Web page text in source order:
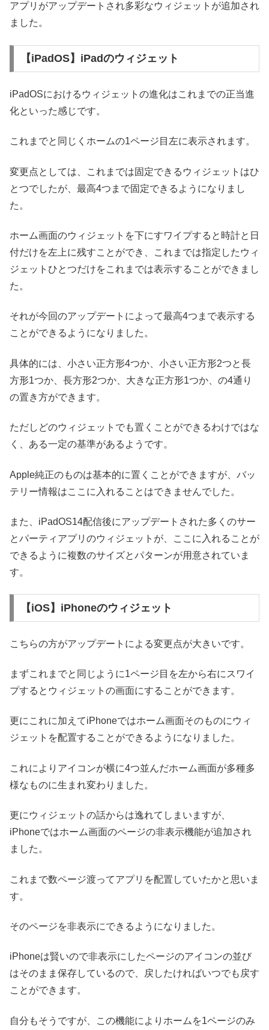
アプリがアップデートされ多彩なウィジェットが追加され
ました。
【iPadOS】iPadのウィジェット
iPadOSにおけるウィジェットの進化はこれまでの正当進
化といった感じです。
これまでと同じくホームの1ページ目左に表示されます。
変更点としては、これまでは固定できるウィジェットはひ
とつでしたが、最高4つまで固定できるようになりまし
た。
ホーム画面のウィジェットを下にすワイプすると時計と日
付だけを左上に残すことができ、これまでは指定したウィ
ジェットひとつだけをこれまでは表示することができまし
た。
それが今回のアップデートによって最高4つまで表示する
ことができるようになりました。
具体的には、小さい正方形4つか、小さい正方形2つと長
方形1つか、長方形2つか、大きな正方形1つか、の4通り
の置き方ができます。
ただしどのウィジェットでも置くことができるわけではな
く、ある一定の基準があるようです。
Apple純正のものは基本的に置くことができますが、バッ
テリー情報はここに入れることはできませんでした。
また、iPadOS14配信後にアップデートされた多くのサー
とパーティアプリのウィジェットが、ここに入れることが
できるように複数のサイズとパターンが用意されていま
す。
【iOS】iPhoneのウィジェット
こちらの方がアップデートによる変更点が大きいです。
まずこれまでと同じように1ページ目を左から右にスワイ
プするとウィジェットの画面にすることができます。
更にこれに加えてiPhoneではホーム画面そのものにウィ
ジェットを配置することができるようになりました。
これによりアイコンが横に4つ並んだホーム画面が多種多
様なものに生まれ変わりました。
更にウィジェットの話からは逸れてしまいますが、
iPhoneではホーム画面のページの非表示機能が追加され
ました。
これまで数ページ渡ってアプリを配置していたかと思いま
す。
そのページを非表示にできるようになりました。
iPhoneは賢いので非表示にしたページのアイコンの並び
はそのまま保存しているので、戻したければいつでも戻す
ことができます。
自分もそうですが、この機能によりホームを1ページのみ